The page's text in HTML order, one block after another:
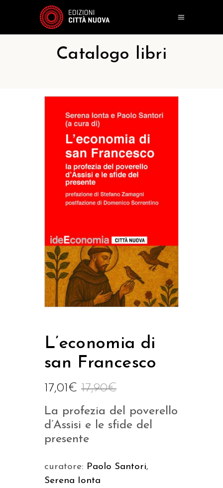
Catalogo libri
L’economia di
san Francesco
17,90€
17,01€
La profezia del poverello
d’Assisi e le sfide del
presente
curatore: Paolo Santori,
Serena Ionta